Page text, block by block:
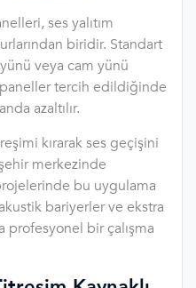
ses yalıtım
biridir. Standart
veya cam yünü
tercih edildiğinde
azaltılır.
kırarak ses geçişini
merkezinde
bu uygulama
bariyerler ve ekstra
profesyonel bir çalışma